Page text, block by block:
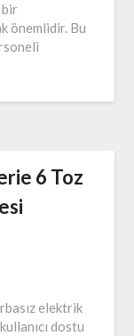
bir
önemlidir. Bu
6 Toz
elektrik
dostu